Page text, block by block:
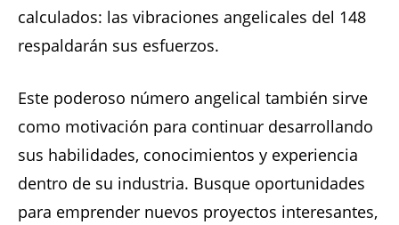
calculados: las vibraciones angelicales del 148
respaldarán sus esfuerzos.
Este poderoso número angelical también sirve
como motivación para continuar desarrollando
sus habilidades, conocimientos y experiencia
dentro de su industria. Busque oportunidades
para emprender nuevos proyectos interesantes,